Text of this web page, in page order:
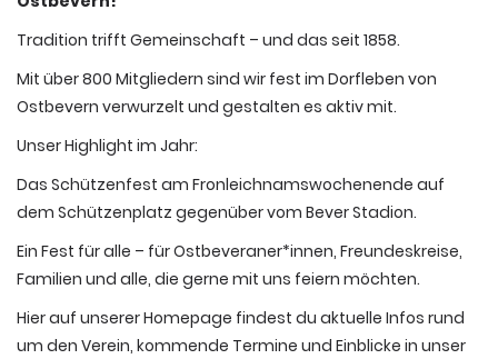
Tradition trifft Gemeinschaft – und das seit 1858.
Mit über 800 Mitgliedern sind wir fest im Dorfleben von
Ostbevern verwurzelt und gestalten es aktiv mit.
Unser Highlight im Jahr:
Das Schützenfest am Fronleichnamswochenende auf
dem Schützenplatz gegenüber vom Bever Stadion.
Ein Fest für alle – für Ostbeveraner*innen, Freundeskreise,
Familien und alle, die gerne mit uns feiern möchten.
Hier auf unserer Homepage findest du aktuelle Infos rund
um den Verein, kommende Termine und Einblicke in unser